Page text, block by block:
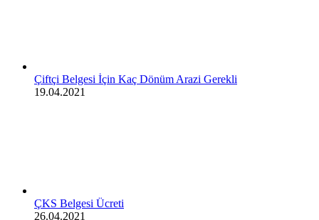
Çiftçi Belgesi İçin Kaç Dönüm Arazi Gerekli
19.04.2021
ÇKS Belgesi Ücreti
26.04.2021